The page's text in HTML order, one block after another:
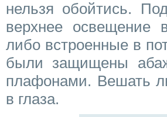
нельзя обойтись.
верхнее освещение
либо встроенные в
были защищены
плафонами. Вешать
в глаза.